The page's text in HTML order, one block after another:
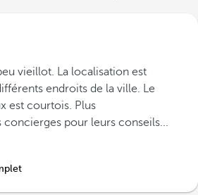
vieillot. La localisation est
endroits de la ville. Le
est courtois. Plus
pour leurs conseils...